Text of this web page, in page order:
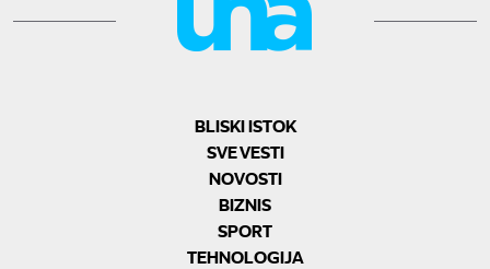
BLISKI ISTOK
SVE VESTI
NOVOSTI
BIZNIS
SPORT
TEHNOLOGIJA